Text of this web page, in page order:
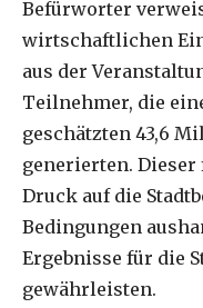
Befürworter
wirtschaftlichen
aus der
Teilnehmer, die
geschätzten 43,6
generierten.
Druck auf die
Bedingungen
Ergebnisse für die
gewährleisten.